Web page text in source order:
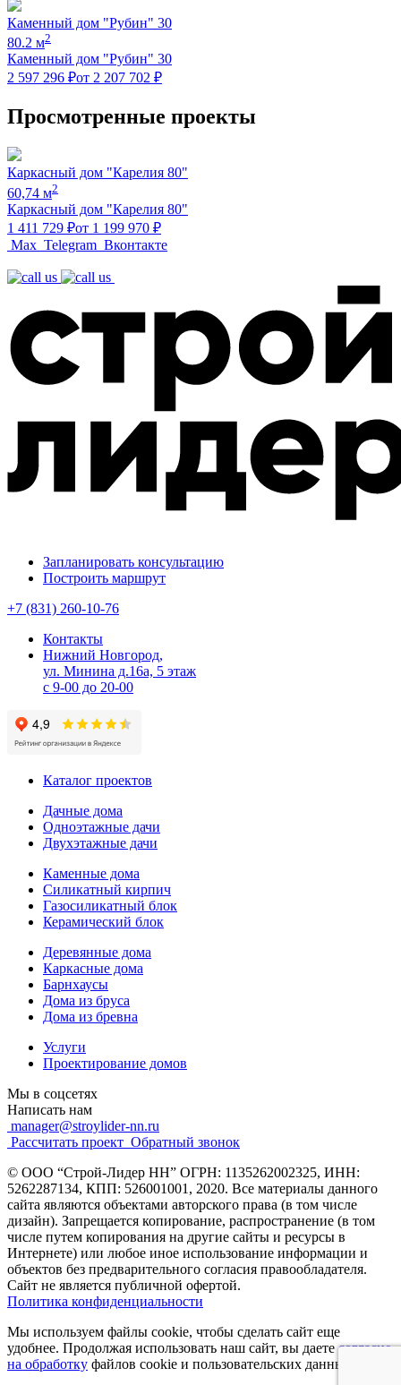
Каменный дом "Рубин" 30
80.2 м2
Каменный дом "Рубин" 30
2 597 296 ₽от 2 207 702 ₽
Просмотренные проекты
Каркасный дом "Карелия 80"
60,74 м2
Каркасный дом "Карелия 80"
1 411 729 ₽от 1 199 970 ₽
Max Telegram Вконтакте
Запланировать консультацию
Построить маршрут
+7 (831) 260-10-76
Контакты
Нижний Новгород,
ул. Минина д.16а, 5 этаж
с 9-00 до 20-00
Каталог проектов
Дачные дома
Одноэтажные дачи
Двухэтажные дачи
Каменные дома
Силикатный кирпич
Газосиликатный блок
Керамический блок
Деревянные дома
Каркасные дома
Барнхаусы
Дома из бруса
Дома из бревна
Услуги
Проектирование домов
Мы в соцсетях
Написать нам
manager@stroylider-nn.ru
Рассчитать проект Обратный звонок
© ООО “Строй-Лидер НН” ОГРН: 1135262002325, ИНН:
5262287134, КПП: 526001001, 2020. Все материалы данного
сайта являются объектами авторского права (в том числе
дизайн). Запрещается копирование, распространение (в том
числе путем копирования на другие сайты и ресурсы в
Интернете) или любое иное использование информации и
объектов без предварительного согласия правообладателя.
Cайт не является публичной офертой.
Политика конфиденциальности
Мы используем файлы cookie, чтобы сделать сайт еще
удобнее. Продолжая использовать наш сайт, вы даетесогласие
на обработку файлов cookie и пользовательских данных.